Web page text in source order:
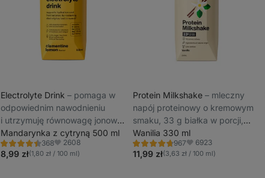
Electrolyte Drink ⁠–⁠ pomaga w
odpowiednim nawodnieniu
i utrzymuję równowagę jonową,
bez rafinowanego cukru,
słodzony niskokaloryczną
stewią
Mandarynka z cytryną 500 ml
368
Ocena
4.5/5,
368
Ulubione
2608
8,99 zł(1,80 zł / 100 ml)
Protein Milkshake⁠–⁠ mleczny
napój proteinowy o kremowym
smaku, 33 g białka w porcji,
o niskiej zawartości laktozy
Wanilia 330 ml
967
Ocena
4.7/5,
967
Ulubione
6923
11,99 zł(3,63 zł / 100 ml)